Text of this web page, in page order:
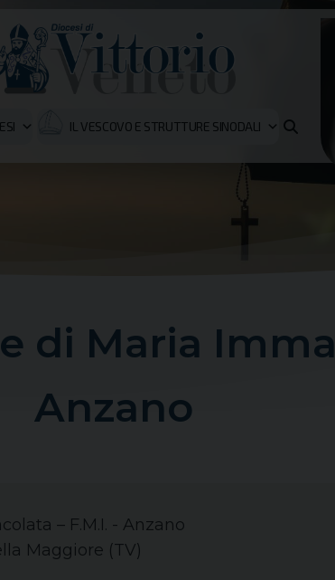
IL VESCOVO E STRUTTURE SINODALI
di Maria
Anzano
– F.M.I. - Anzano
Maggiore (TV)